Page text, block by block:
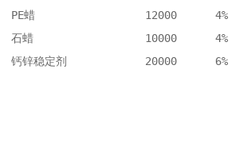
PE蜡	             12000	4%
石蜡	             10000	4%
钙锌稳定剂	     20000	6%